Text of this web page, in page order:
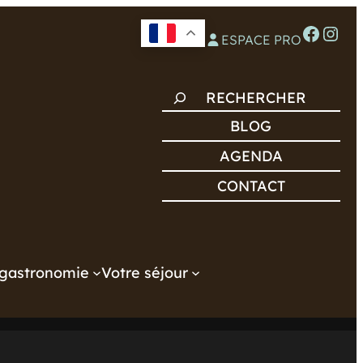
ESPACE PROFacebook Instagram
C
H
E
H
R
BLOG
AGENDA
CONTACT
Votre séjour